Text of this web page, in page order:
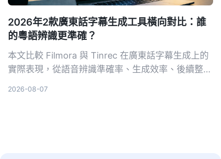
2026年2款廣東話字幕生成工具橫向對比：誰
的粵語辨識更準確？
本文比較 Filmora 與 Tinrec 在廣東話字幕生成上的
實際表現，從語音辨識準確率、生成效率、後續整理
2026-08-07